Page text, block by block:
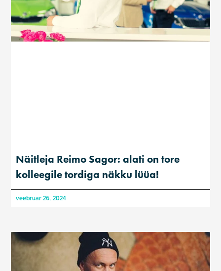
Näitleja Reimo Sagor: alati on tore
kolleegile tordiga näkku lüüa!
veebruar 26, 2024